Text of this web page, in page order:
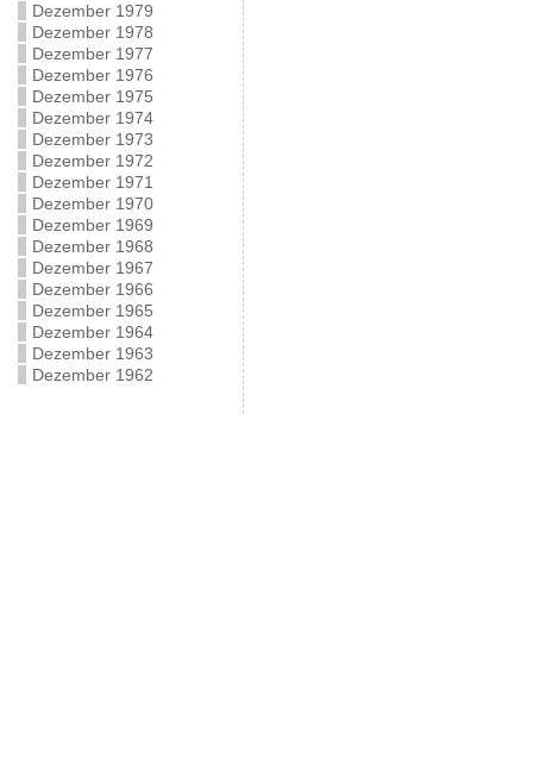
Dezember 1979
Dezember 1978
Dezember 1977
Dezember 1976
Dezember 1975
Dezember 1974
Dezember 1973
Dezember 1972
Dezember 1971
Dezember 1970
Dezember 1969
Dezember 1968
Dezember 1967
Dezember 1966
Dezember 1965
Dezember 1964
Dezember 1963
Dezember 1962